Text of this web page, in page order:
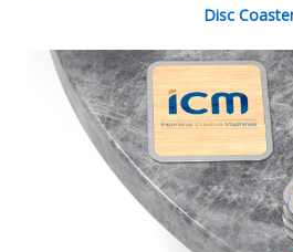
Disc